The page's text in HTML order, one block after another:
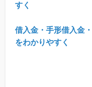
すく
借入金・手形借入金
をわかりやすく